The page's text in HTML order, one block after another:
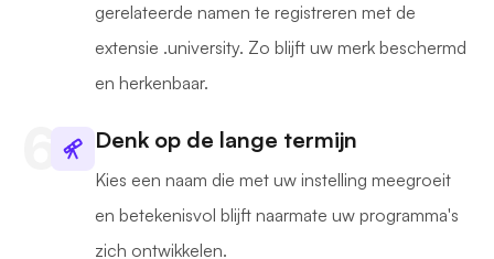
gerelateerde namen te registreren met de
extensie .university. Zo blijft uw merk beschermd
en herkenbaar.
Denk op de lange termijn
Kies een naam die met uw instelling meegroeit
en betekenisvol blijft naarmate uw programma's
zich ontwikkelen.